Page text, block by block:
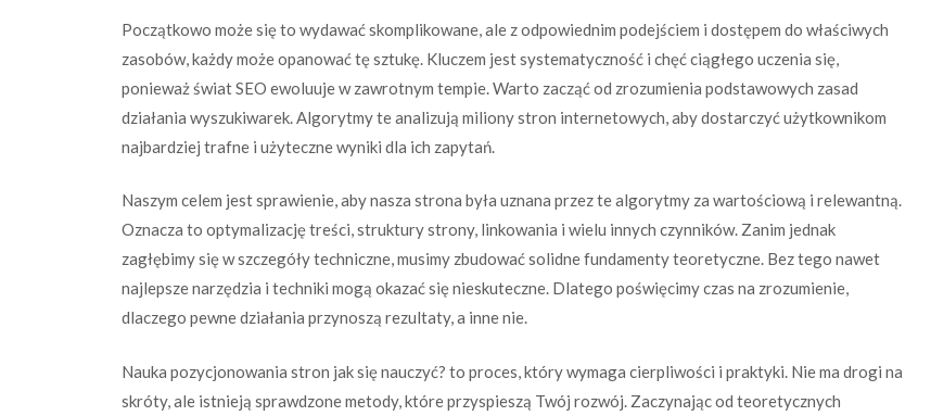
Początkowo może się to wydawać skomplikowane, ale z odpowiednim podejściem i dostępem do właściwych
zasobów, każdy może opanować tę sztukę. Kluczem jest systematyczność i chęć ciągłego uczenia się,
ponieważ świat SEO ewoluuje w zawrotnym tempie. Warto zacząć od zrozumienia podstawowych zasad
działania wyszukiwarek. Algorytmy te analizują miliony stron internetowych, aby dostarczyć użytkownikom
najbardziej trafne i użyteczne wyniki dla ich zapytań.
Naszym celem jest sprawienie, aby nasza strona była uznana przez te algorytmy za wartościową i relewantną.
Oznacza to optymalizację treści, struktury strony, linkowania i wielu innych czynników. Zanim jednak
zagłębimy się w szczegóły techniczne, musimy zbudować solidne fundamenty teoretyczne. Bez tego nawet
najlepsze narzędzia i techniki mogą okazać się nieskuteczne. Dlatego poświęcimy czas na zrozumienie,
dlaczego pewne działania przynoszą rezultaty, a inne nie.
Nauka pozycjonowania stron jak się nauczyć? to proces, który wymaga cierpliwości i praktyki. Nie ma drogi na
skróty, ale istnieją sprawdzone metody, które przyspieszą Twój rozwój. Zaczynając od teoretycznych